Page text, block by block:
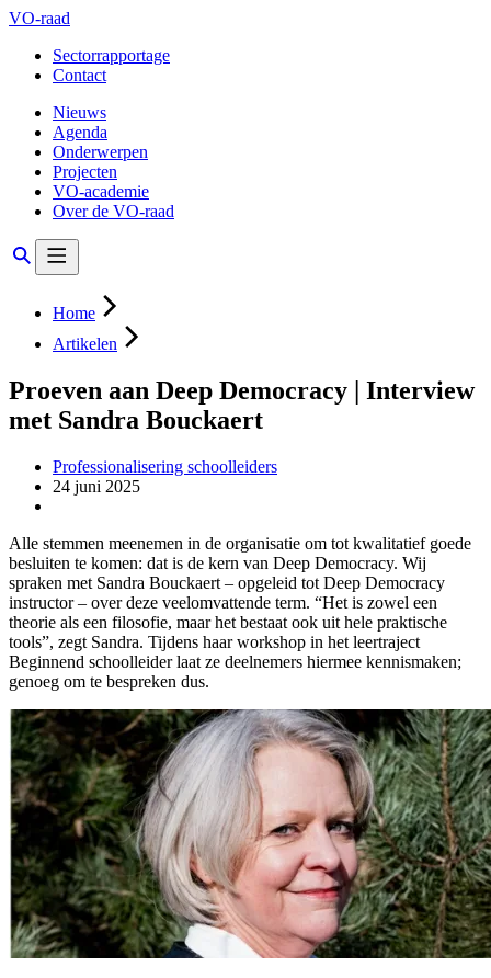
VO-raad
Sectorrapportage
Contact
Nieuws
Agenda
Onderwerpen
Projecten
VO-academie
Over de VO-raad
Home
Artikelen
Proeven aan Deep Democracy | Interview
met Sandra Bouckaert
Professionalisering schoolleiders
24 juni 2025
Alle stemmen meenemen in de organisatie om tot kwalitatief goede
besluiten te komen: dat is de kern van Deep Democracy. Wij
spraken met Sandra Bouckaert – opgeleid tot Deep Democracy
instructor – over deze veelomvattende term. “Het is zowel een
theorie als een filosofie, maar het bestaat ook uit hele praktische
tools”, zegt Sandra. Tijdens haar workshop in het leertraject
Beginnend schoolleider laat ze deelnemers hiermee kennismaken;
genoeg om te bespreken dus.